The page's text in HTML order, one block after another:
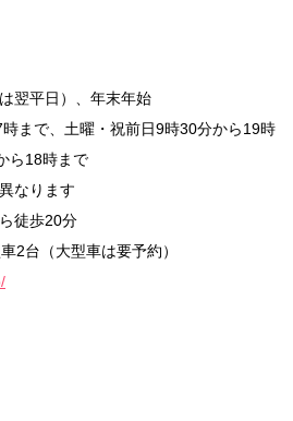
翌平日）、年末年始
まで、土曜・祝前日9時30分から19時
ら18時まで
なります
徒歩20分
2台（大型車は要予約）